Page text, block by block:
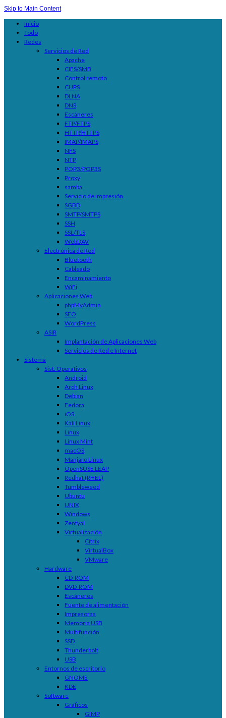
Skip to Main Content
Inicio
Todo
Redes
Servicios de Red
Apache
CIFS/SMB
Control remoto
CUPS
DLNA
DNS
Escáneres
FTP/FTPS
HTTP/HTTPS
IMAP/IMAPS
NFS
NTP
POP3/POP3S
Proxy
samba
Servicio de impresión
SGBD
SMTP/SMTPS
SSH
SSL/TLS
WebDAV
Electrónica de Red
Bluetooth
Cableado
Encaminamiento
WiFi
Aplicaciones Web
phpMyAdmin
SEO
WordPress
ASIR
Implantación de Aplicaciones Web
Servicios de Red e Internet
Sistema
Sist. Operativos
Android
Arch Linux
Debian
Fedora
iOS
Kali Linux
Linux
Linux Mint
macOS
Manjaro Linux
OpenSUSE LEAP
Redhat (RHEL)
Tumbleweed
Ubuntu
UNIX
Windows
Zentyal
Virtualización
Citrix
VirtualBox
VMware
Hardware
CD-ROM
DVD-ROM
Escáneres
Fuente de alimentación
Impresoras
Memoria USB
Multifunción
SSD
Thunderbolt
USB
Entornos de escritorio
GNOME
KDE
Software
Gráficos
GIMP